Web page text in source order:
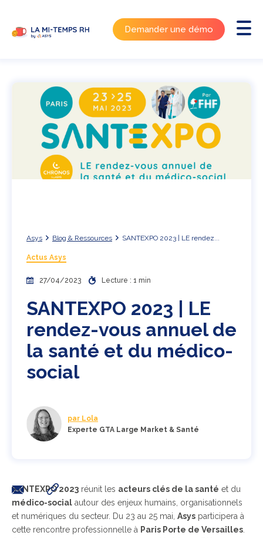
Demander une démo
Asys Blog & Ressources SANTEXPO 2023 | LE rendez...
Actus Asys
27/04/2023 Lecture : 1 min
SANTEXPO 2023 | LE
rendez-vous annuel de
la santé et du médico-
social
par Lola
Experte GTA Large Market & Santé
SANTEXPO 2023 réunit les acteurs clés de la santé et du
médico-social autour des enjeux humains, organisationnels
et numériques du secteur. Du 23 au 25 mai, Asys participera à
cette rencontre professionnelle à Paris Porte de Versailles